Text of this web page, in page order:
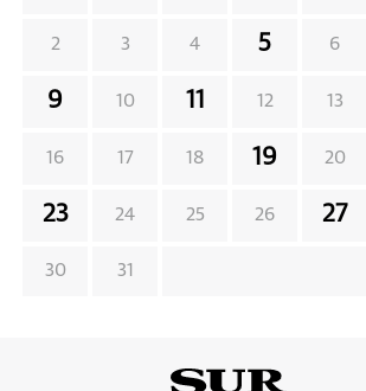
2 3 4 5 6
9 10 11 12 13
16 17 18 19 20
23 24 25 26 27
30 31